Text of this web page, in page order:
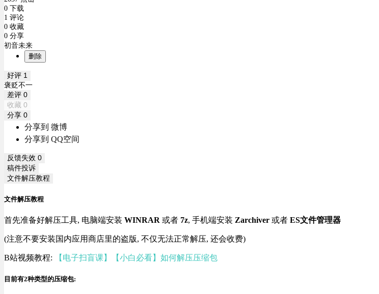
0 下载
1 评论
0 收藏
0 分享
初音未来
删除
好评 1
褒贬不一
差评 0
收藏 0
分享 0
分享到 微博
分享到 QQ空间
反馈失效 0
稿件投诉
文件解压教程
文件解压教程
首先准备好解压工具, 电脑端安装 WINRAR 或者 7z, 手机端安装 Zarchiver 或者 ES文件管理器
(注意不要安装国内应用商店里的盗版, 不仅无法正常解压, 还会收费)
B站视频教程: 【电子扫盲课】【小白必看】如何解压压缩包
目前有2种类型的压缩包: